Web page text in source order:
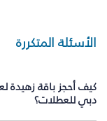
الأسئلة المتكررة
كيف أحجز باقة زهيدة
دبي للعطلات؟